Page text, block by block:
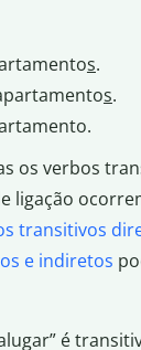
s.
s.
os verbos
ligação
transitivos
e indiretos
é